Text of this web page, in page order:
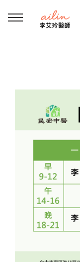
門診時間表